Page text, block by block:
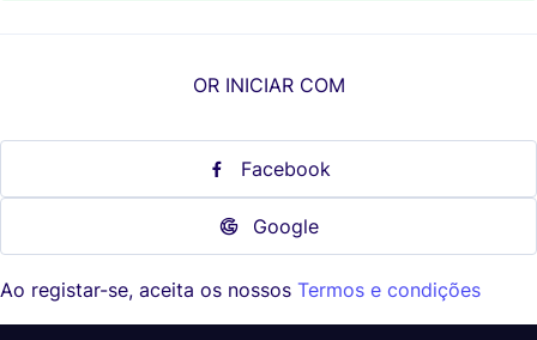
OR INICIAR COM
Facebook
Google
Ao registar-se, aceita os nossos Termos e condições